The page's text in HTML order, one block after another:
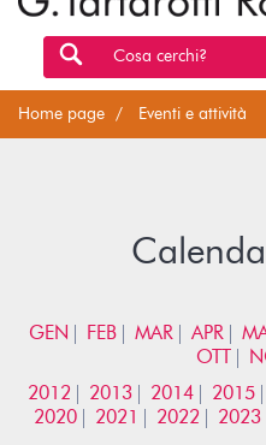
Cosa cerchi?
Home page Eventi e attività
GEN FEB MAR APR
OTT
2012
2013 2014 2015
2020
2021 2022 2023